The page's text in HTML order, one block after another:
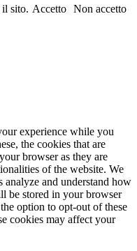
il sito. Accetto Non accetto
experience while you
the cookies that are
browser as they are
of the website. We
analyze and understand how
be stored in your browser
option to opt-out of these
cookies may affect your